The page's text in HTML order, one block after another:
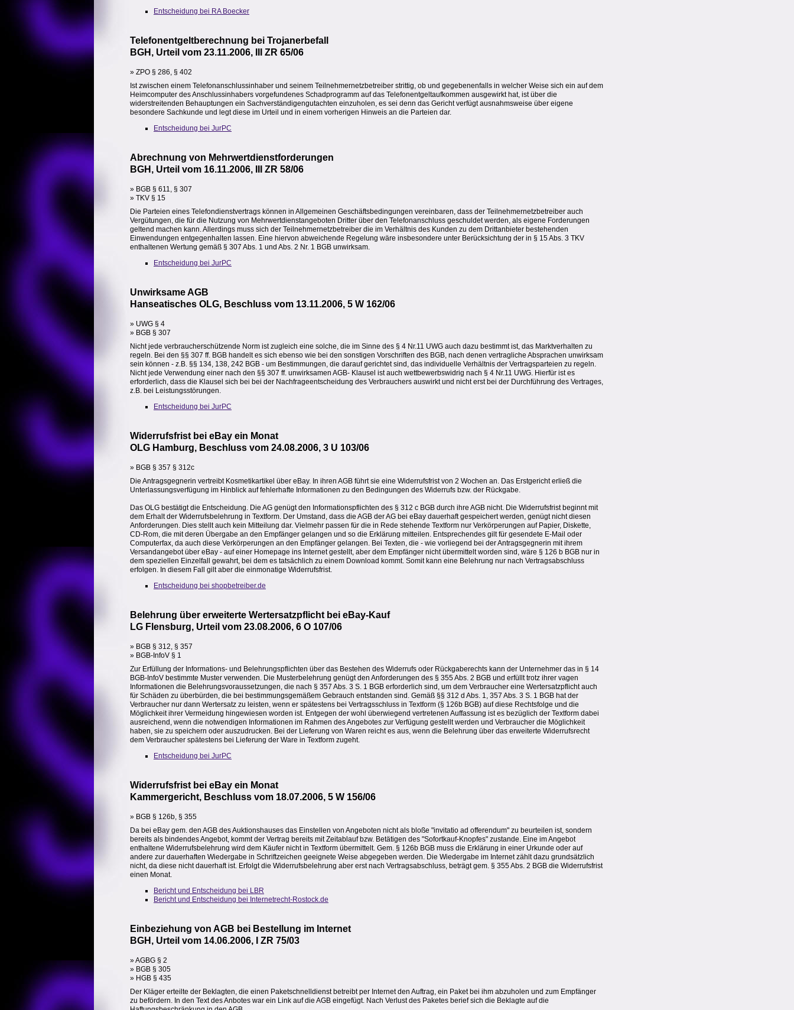
Entscheidung bei RA Boecker
Telefonentgeltberechnung bei Trojanerbefall
BGH, Urteil vom 23.11.2006, III ZR 65/06
» ZPO § 286, § 402
Ist zwischen einem Telefonanschlussinhaber und seinem Teilnehmernetzbetreiber strittig, ob und gegebenenfalls in welcher Weise sich ein auf dem
Heimcomputer des Anschlussinhabers vorgefundenes Schadprogramm auf das Telefonentgeltaufkommen ausgewirkt hat, ist über die
widerstreitenden Behauptungen ein Sachverständigengutachten einzuholen, es sei denn das Gericht verfügt ausnahmsweise über eigene
besondere Sachkunde und legt diese im Urteil und in einem vorherigen Hinweis an die Parteien dar.
Entscheidung bei JurPC
Abrechnung von Mehrwertdienstforderungen
BGH, Urteil vom 16.11.2006, III ZR 58/06
» BGB § 611, § 307
» TKV § 15
Die Parteien eines Telefondienstvertrags können in Allgemeinen Geschäftsbedingungen vereinbaren, dass der Teilnehmernetzbetreiber auch
Vergütungen, die für die Nutzung von Mehrwertdienstangeboten Dritter über den Telefonanschluss geschuldet werden, als eigene Forderungen
geltend machen kann. Allerdings muss sich der Teilnehmernetzbetreiber die im Verhältnis des Kunden zu dem Drittanbieter bestehenden
Einwendungen entgegenhalten lassen. Eine hiervon abweichende Regelung wäre insbesondere unter Berücksichtung der in § 15 Abs. 3 TKV
enthaltenen Wertung gemäß § 307 Abs. 1 und Abs. 2 Nr. 1 BGB unwirksam.
Entscheidung bei JurPC
Unwirksame AGB
Hanseatisches OLG, Beschluss vom 13.11.2006, 5 W 162/06
» UWG § 4
» BGB § 307
Nicht jede verbraucherschützende Norm ist zugleich eine solche, die im Sinne des § 4 Nr.11 UWG auch dazu bestimmt ist, das Marktverhalten zu
regeln. Bei den §§ 307 ff. BGB handelt es sich ebenso wie bei den sonstigen Vorschriften des BGB, nach denen vertragliche Absprachen unwirksam
sein können - z.B. §§ 134, 138, 242 BGB - um Bestimmungen, die darauf gerichtet sind, das individuelle Verhältnis der Vertragsparteien zu regeln.
Nicht jede Verwendung einer nach den §§ 307 ff. unwirksamen AGB- Klausel ist auch wettbewerbswidrig nach § 4 Nr.11 UWG. Hierfür ist es
erforderlich, dass die Klausel sich bei bei der Nachfrageentscheidung des Verbrauchers auswirkt und nicht erst bei der Durchführung des Vertrages,
z.B. bei Leistungsstörungen.
Entscheidung bei JurPC
Widerrufsfrist bei eBay ein Monat
OLG Hamburg, Beschluss vom 24.08.2006, 3 U 103/06
» BGB § 357 § 312c
Die Antragsgegnerin vertreibt Kosmetikartikel über eBay. In ihren AGB führt sie eine Widerrufsfrist von 2 Wochen an. Das Erstgericht erließ die
Unterlassungsverfügung im Hinblick auf fehlerhafte Informationen zu den Bedingungen des Widerrufs bzw. der Rückgabe.
Das OLG bestätigt die Entscheidung. Die AG genügt den Informationspflichten des § 312 c BGB durch ihre AGB nicht. Die Widerrufsfrist beginnt mit
dem Erhalt der Widerrufsbelehrung in Textform. Der Umstand, dass die AGB der AG bei eBay dauerhaft gespeichert werden, genügt nicht diesen
Anforderungen. Dies stellt auch kein Mitteilung dar. Vielmehr passen für die in Rede stehende Textform nur Verkörperungen auf Papier, Diskette,
CD-Rom, die mit deren Übergabe an den Empfänger gelangen und so die Erklärung mitteilen. Entsprechendes gilt für gesendete E-Mail oder
Computerfax, da auch diese Verkörperungen an den Empfänger gelangen. Bei Texten, die - wie vorliegend bei der Antragsgegnerin mit ihrem
Versandangebot über eBay - auf einer Homepage ins Internet gestellt, aber dem Empfänger nicht übermittelt worden sind, wäre § 126 b BGB nur in
dem speziellen Einzelfall gewahrt, bei dem es tatsächlich zu einem Download kommt. Somit kann eine Belehrung nur nach Vertragsabschluss
erfolgen. In diesem Fall gilt aber die einmonatige Widerrufsfrist.
Entscheidung bei shopbetreiber.de
Belehrung über erweiterte Wertersatzpflicht bei eBay-Kauf
LG Flensburg, Urteil vom 23.08.2006, 6 O 107/06
» BGB § 312, § 357
» BGB-InfoV § 1
Zur Erfüllung der Informations- und Belehrungspflichten über das Bestehen des Widerrufs oder Rückgaberechts kann der Unternehmer das in § 14
BGB-InfoV bestimmte Muster verwenden. Die Musterbelehrung genügt den Anforderungen des § 355 Abs. 2 BGB und erfüllt trotz ihrer vagen
Informationen die Belehrungsvoraussetzungen, die nach § 357 Abs. 3 S. 1 BGB erforderlich sind, um dem Verbraucher eine Wertersatzpflicht auch
für Schäden zu überbürden, die bei bestimmungsgemäßem Gebrauch entstanden sind. Gemäß §§ 312 d Abs. 1, 357 Abs. 3 S. 1 BGB hat der
Verbraucher nur dann Wertersatz zu leisten, wenn er spätestens bei Vertragsschluss in Textform (§ 126b BGB) auf diese Rechtsfolge und die
Möglichkeit ihrer Vermeidung hingewiesen worden ist. Entgegen der wohl überwiegend vertretenen Auffassung ist es bezüglich der Textform dabei
ausreichend, wenn die notwendigen Informationen im Rahmen des Angebotes zur Verfügung gestellt werden und Verbraucher die Möglichkeit
haben, sie zu speichern oder auszudrucken. Bei der Lieferung von Waren reicht es aus, wenn die Belehrung über das erweiterte Widerrufsrecht
dem Verbraucher spätestens bei Lieferung der Ware in Textform zugeht.
Entscheidung bei JurPC
Widerrufsfrist bei eBay ein Monat
Kammergericht, Beschluss vom 18.07.2006, 5 W 156/06
» BGB § 126b, § 355
Da bei eBay gem. den AGB des Auktionshauses das Einstellen von Angeboten nicht als bloße "invitatio ad offerendum" zu beurteilen ist, sondern
bereits als bindendes Angebot, kommt der Vertrag bereits mit Zeitablauf bzw. Betätigen des "Sofortkauf-Knopfes" zustande. Eine im Angebot
enthaltene Widerrufsbelehrung wird dem Käufer nicht in Textform übermittelt. Gem. § 126b BGB muss die Erklärung in einer Urkunde oder auf
andere zur dauerhaften Wiedergabe in Schriftzeichen geeignete Weise abgegeben werden. Die Wiedergabe im Internet zählt dazu grundsätzlich
nicht, da diese nicht dauerhaft ist. Erfolgt die Widerrufsbelehrung aber erst nach Vertragsabschluss, beträgt gem. § 355 Abs. 2 BGB die Widerrufsfrist
einen Monat.
Bericht und Entscheidung bei LBR
Bericht und Entscheidung bei Internetrecht-Rostock.de
Einbeziehung von AGB bei Bestellung im Internet
BGH, Urteil vom 14.06.2006, I ZR 75/03
» AGBG § 2
» BGB § 305
» HGB § 435
Der Kläger erteilte der Beklagten, die einen Paketschnelldienst betreibt per Internet den Auftrag, ein Paket bei ihm abzuholen und zum Empfänger
zu befördern. In den Text des Anbotes war ein Link auf die AGB eingefügt. Nach Verlust des Paketes berief sich die Beklagte auf die